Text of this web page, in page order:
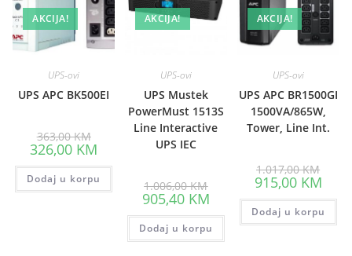
AKCIJA!
UPS-ovi
UPS APC BK500EI
363,00KMprice
was:
363,00 KM.
326,00 KM
is:
326,00 KM.
Dodaj u korpu
AKCIJA!
UPS-ovi
UPS Mustek
PowerMust 1513S
Line Interactive
UPS IEC
1.006,00KMprice
was:
1.006,00 KM.
905,40 KMCurrent
price
is:
905,40 KM.
Dodaj u korpu
AKCIJA!
UPS-ovi
UPS APC BR1500GI
1500VA/865W,
Tower, Line Int.
1.017,00KMprice
was:
915,00 KMprice
is:
Dodaj u korpu